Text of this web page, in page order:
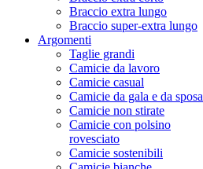
Braccio extra lungo
Braccio super-extra lungo
Argomenti
Taglie grandi
Camicie da lavoro
Camicie casual
Camicie da gala e da sposa
Camicie non stirate
Camicie con polsino
rovesciato
Camicie sostenibili